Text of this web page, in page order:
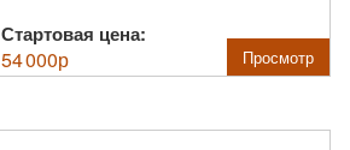
Стартовая цена:
54 000р Просмотр